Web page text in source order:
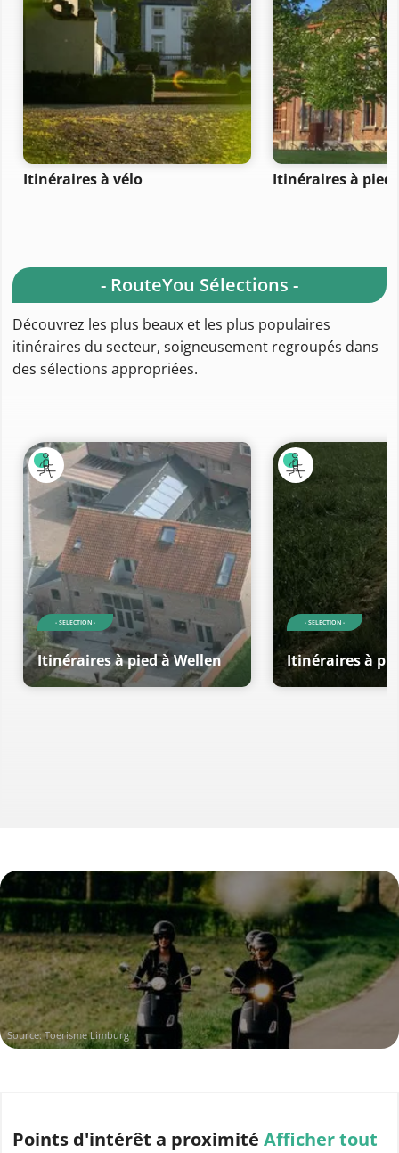
Itinéraires à vélo Itinéraires à pied
- RouteYou Sélections -
Découvrez les plus beaux et les plus populaires
itinéraires du secteur, soigneusement regroupés dans
des sélections appropriées.
- SELECTION -
Itinéraires à pied à Wellen
- SELECTION -
Itinéraires à
Source: Toerisme Limburg
Points d'intérêt a proximité Afficher tout